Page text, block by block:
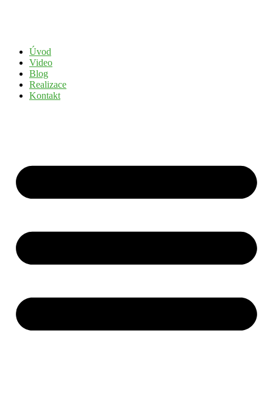
Úvod
Video
Blog
Realizace
Kontakt